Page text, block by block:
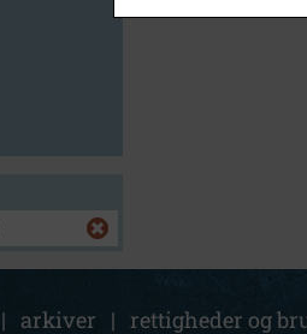
| arkiver | rettigheder og